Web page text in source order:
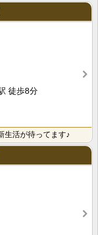
徒歩8分
生活が待ってます♪